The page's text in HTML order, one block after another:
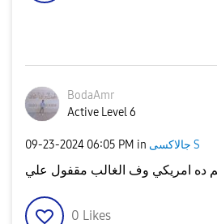
BodaAmr
Active Level 6
‎09-23-2024 06:05 PM in جالاكسى S
0 Likes